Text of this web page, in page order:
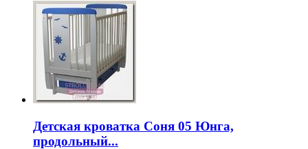
Детская кроватка Соня 05 Юнга,
продольный...